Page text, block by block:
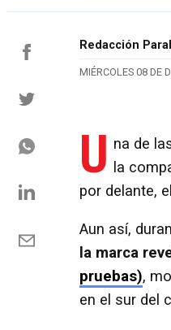
Redacción
MIÉRCOLES 08 DE
U na de
la
por delante,
Aun así,
la marca
pruebas),
en el sur del